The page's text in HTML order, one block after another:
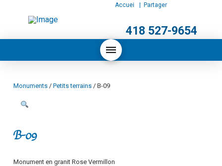
Accueil | Partager :
418 527-9654
Monuments/ Petits terrains/ B-09
B-09
Monument en granit Rose Vermillon